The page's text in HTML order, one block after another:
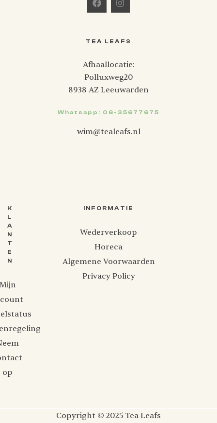
K
L
A
N
T
E
N
op
INFORMATIE
Wederverkoop
Horeca
Algemene Voorwaarden
Privacy Policy
TEA LEAFS
Afhaallocatie:
Polluxweg20
8938 AZ Leeuwarden
Whatsapp: 06-35677675
wim@tealeafs.nl
Copyright © 2025 Tea Leafs